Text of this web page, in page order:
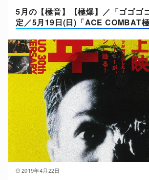
5月の【極音】【極爆】／「ゴゴゴ
定／5月19日(日)「ACE COMBAT
2019年4月22日